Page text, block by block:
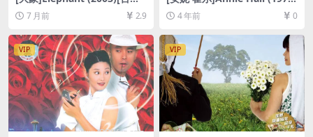
网盘+夸克网盘1080P超清未
删减资源][网盘在线播放/下
载][MP4/5.5GB][中英字幕]
7 月前 2.9
[百度网盘+迅雷云盘资源1080
P超清未删减][MP4/5.2GB][中
英字幕]
4 年前 0
VIP VIP